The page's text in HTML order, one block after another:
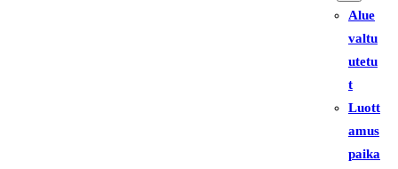
Alue
valtu
utetu
t
Luott
amus
paika